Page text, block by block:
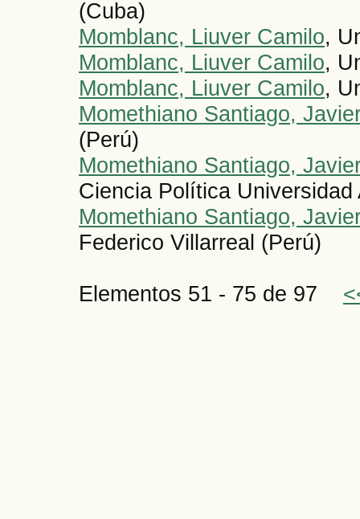
(Cuba)
Momblanc, Liuver Camilo,
Momblanc, Liuver Camilo,
Momblanc, Liuver Camilo,
Momethiano Santiago,
(Perú)
Momethiano Santiago,
Ciencia Política
Momethiano Santiago,
Federico Villarreal (Perú)
Elementos 51 - 75 de 97